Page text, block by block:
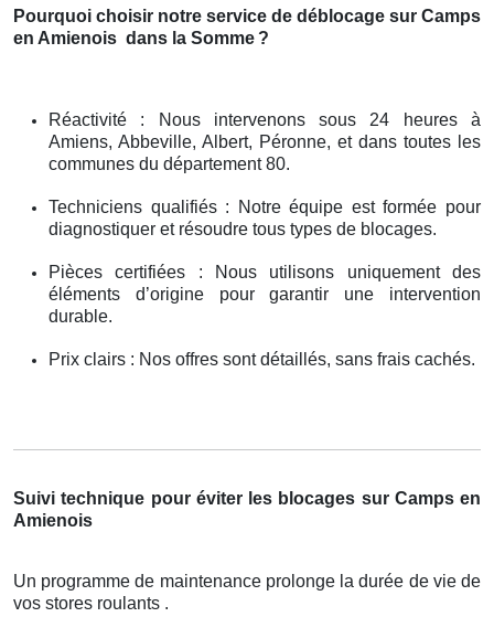
Pourquoi choisir notre service de déblocage sur Camps
en Amienois dans la Somme ?
Réactivité : Nous intervenons sous 24 heures à
Amiens, Abbeville, Albert, Péronne, et dans toutes les
communes du département 80.
Techniciens qualifiés : Notre équipe est formée pour
diagnostiquer et résoudre tous types de blocages.
Pièces certifiées : Nous utilisons uniquement des
éléments d’origine pour garantir une intervention
durable.
Prix clairs : Nos offres sont détaillés, sans frais cachés.
Suivi technique pour éviter les blocages sur Camps en
Amienois
Un programme de maintenance prolonge la durée de vie de
vos stores roulants .